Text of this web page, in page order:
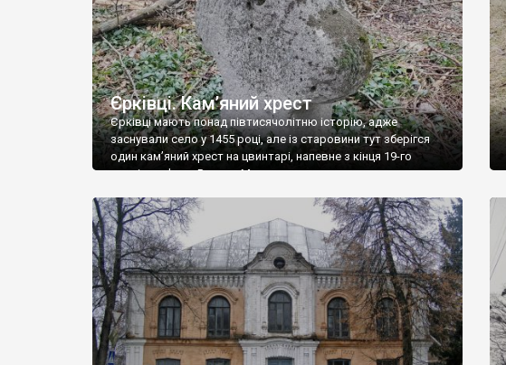
Єрківці. Кам’яний хрест
Єрківці мають понад півтисячолітню історію, адже
заснували село у 1455 році, але із старовини тут зберігся
один кам’яний хрест на цвинтарі, напевне з кінця 19-го
століття. Фото Романа Маленкова